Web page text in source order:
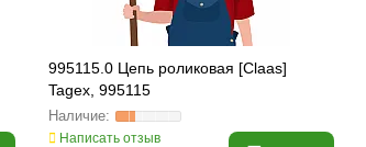
995115.0 Цепь роликовая [Claas]
Tagex, 995115
Написать отзыв